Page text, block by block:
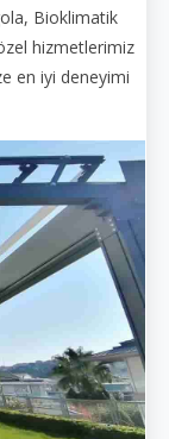
Bioklimatik
hizmetlerimiz
en iyi deneyimi